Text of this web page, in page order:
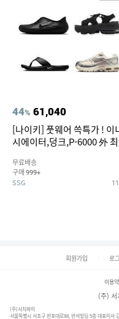
44% 61,040
[나이키] 풋웨어 쓱특가 ! 이
시에이터,덩크,P-6000 外
무료배송
구매 999+
SSG 11
회원가입 로
이용
(주) 서
(주)서치파이
서울특별시 서초구 반포대로88, 반석빌딩 5층 대표이사